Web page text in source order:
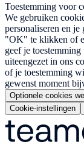
Toestemming voor
We gebruiken
personaliseren en
"OK" te klikken of
geef je
uiteengezet in ons
of je toestemming
gewenst moment
Optionele cookies
Cookie-instellingen